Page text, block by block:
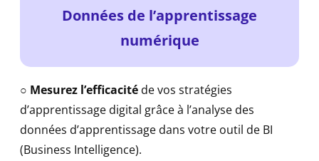
Données de l’apprentissage
numérique
○ Mesurez l’efficacité de vos stratégies
d’apprentissage digital grâce à l’analyse des
données d’apprentissage dans votre outil de BI
(Business Intelligence).